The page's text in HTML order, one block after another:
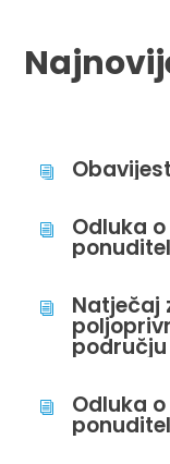
i
i Odluka
i Natječaj
i Odluka